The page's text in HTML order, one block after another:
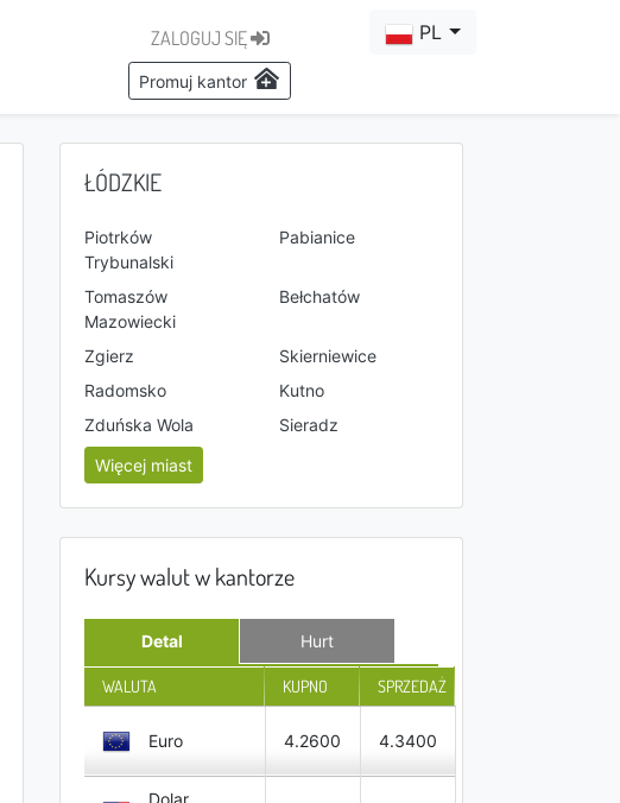
ZALOGUJ SIĘ
Promuj kantor
PL
ŁÓDZKIE
Piotrków
Trybunalski
Pabianice
Tomaszów
Mazowiecki
Bełchatów
Zgierz
Skierniewice
Radomsko
Kutno
Zduńska Wola
Sieradz
Więcej miast
Kursy walut w kantorze
Detal Hurt
WALUTA KUPNO SPRZEDAŻ
Euro 4.2600 4.3400
Dolar